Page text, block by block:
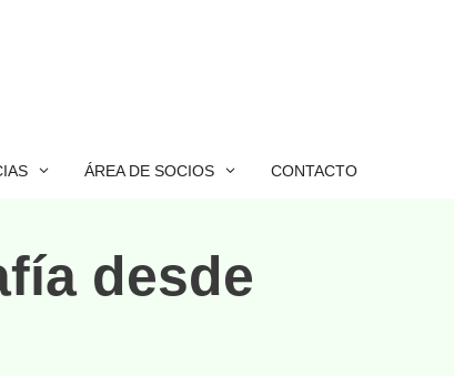
ÁREA DE SOCIOS CONTACTO
desde